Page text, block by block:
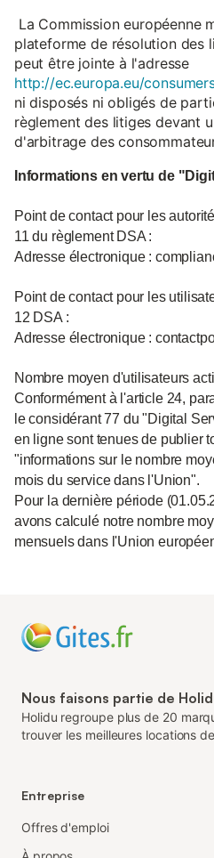
La Commission européenne
plateforme de résolution des
peut être jointe à l'adresse
http://ec.europa.eu/
ni disposés ni obligés de
règlement des litiges devant
d'arbitrage des
Informations en vertu de
Point de contact pour les
11 du règlement DSA :
Adresse électronique :
Point de contact pour les
12 DSA :
Adresse électronique :
Nombre moyen d'utilisateurs
Conformément à l'article 24,
le considérant 77 du "Digital
en ligne sont tenues de publier
"informations sur le nombre
mois du service dans l'Union".
Pour la dernière période
avons calculé notre nombre
mensuels dans l'Union
Nous faisons partie de
Holidu regroupe plus de 20
trouver les meilleures locations
Entreprise
Offres d'emploi